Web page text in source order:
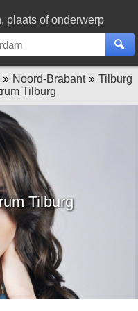
plaats of onderwerp
Noord-Brabant
Tilburg
Tilburg
Tilburg